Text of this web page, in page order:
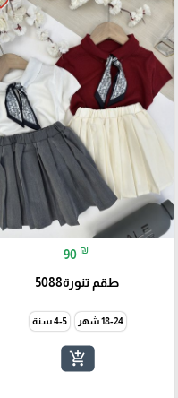
90 ₪
طقم تنورة5088
18-24 شهر 4-5 سنة
add_shopping_cart